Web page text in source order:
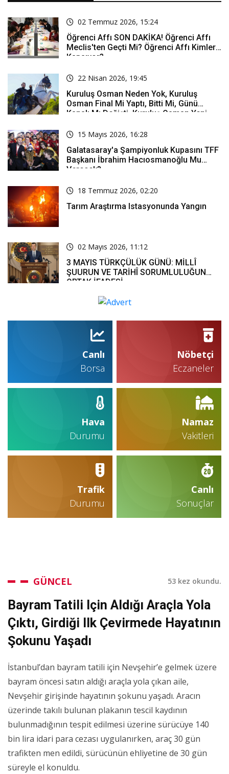
02 Temmuz 2026, 15:24
Öğrenci Affı SON DAKİKA! Öğrenci Affı
Meclis'ten Geçti Mi? Öğrenci Affı Kimleri
Kapsıyor?
22 Nisan 2026, 19:45
Kuruluş Osman Neden Yok, Kuruluş
Osman Final Mi Yaptı, Bitti Mi, Günü
Kanalı Mı Değişti, Kuruluş Osman Yeni
15 Mayıs 2026, 16:28
Galatasaray'a Şampiyonluk Kupasını TFF
Başkanı İbrahim Hacıosmanoğlu Mu
Verecek?
18 Temmuz 2026, 02:20
Tarım Araştırma Istasyonunda Yangın
02 Mayıs 2026, 11:12
3 MAYIS TÜRKÇÜLÜK GÜNÜ: MİLLÎ
ŞUURUN VE TARİHÎ SORUMLULUĞUN
ORTAK İFADESİ
Canlı
Borsa
Nöbetçi
Eczaneler
Hava
Durumu
Namaz
Vakitleri
Trafik
Durumu
Canlı
Sonuçlar
GÜNCEL 53 kez okundu.
Bayram Tatili Için Aldığı Araçla Yola
Çıktı, Girdiği Ilk Çevirmede Hayatının
Şokunu Yaşadı
İstanbul’dan bayram tatili için Nevşehir’e gelmek üzere
bayram öncesi satın aldığı araçla yola çıkan aile,
Nevşehir girişinde hayatının şokunu yaşadı. Aracın
üzerinde takılı bulunan plakanın tescil kaydının
bulunmadığının tespit edilmesi üzerine sürücüye 140
bin lira idari para cezası uygulanırken, araç 30 gün
trafikten men edildi, sürücünün ehliyetine de 30 gün
süreyle el konuldu.